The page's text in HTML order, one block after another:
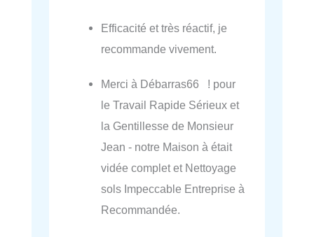
Efficacité et très réactif, je
recommande vivement.
Merci à Débarras66 ! pour
le Travail Rapide Sérieux et
la Gentillesse de Monsieur
Jean - notre Maison à était
vidée complet et Nettoyage
sols Impeccable Entreprise à
Recommandée.